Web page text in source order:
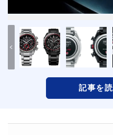
記事を